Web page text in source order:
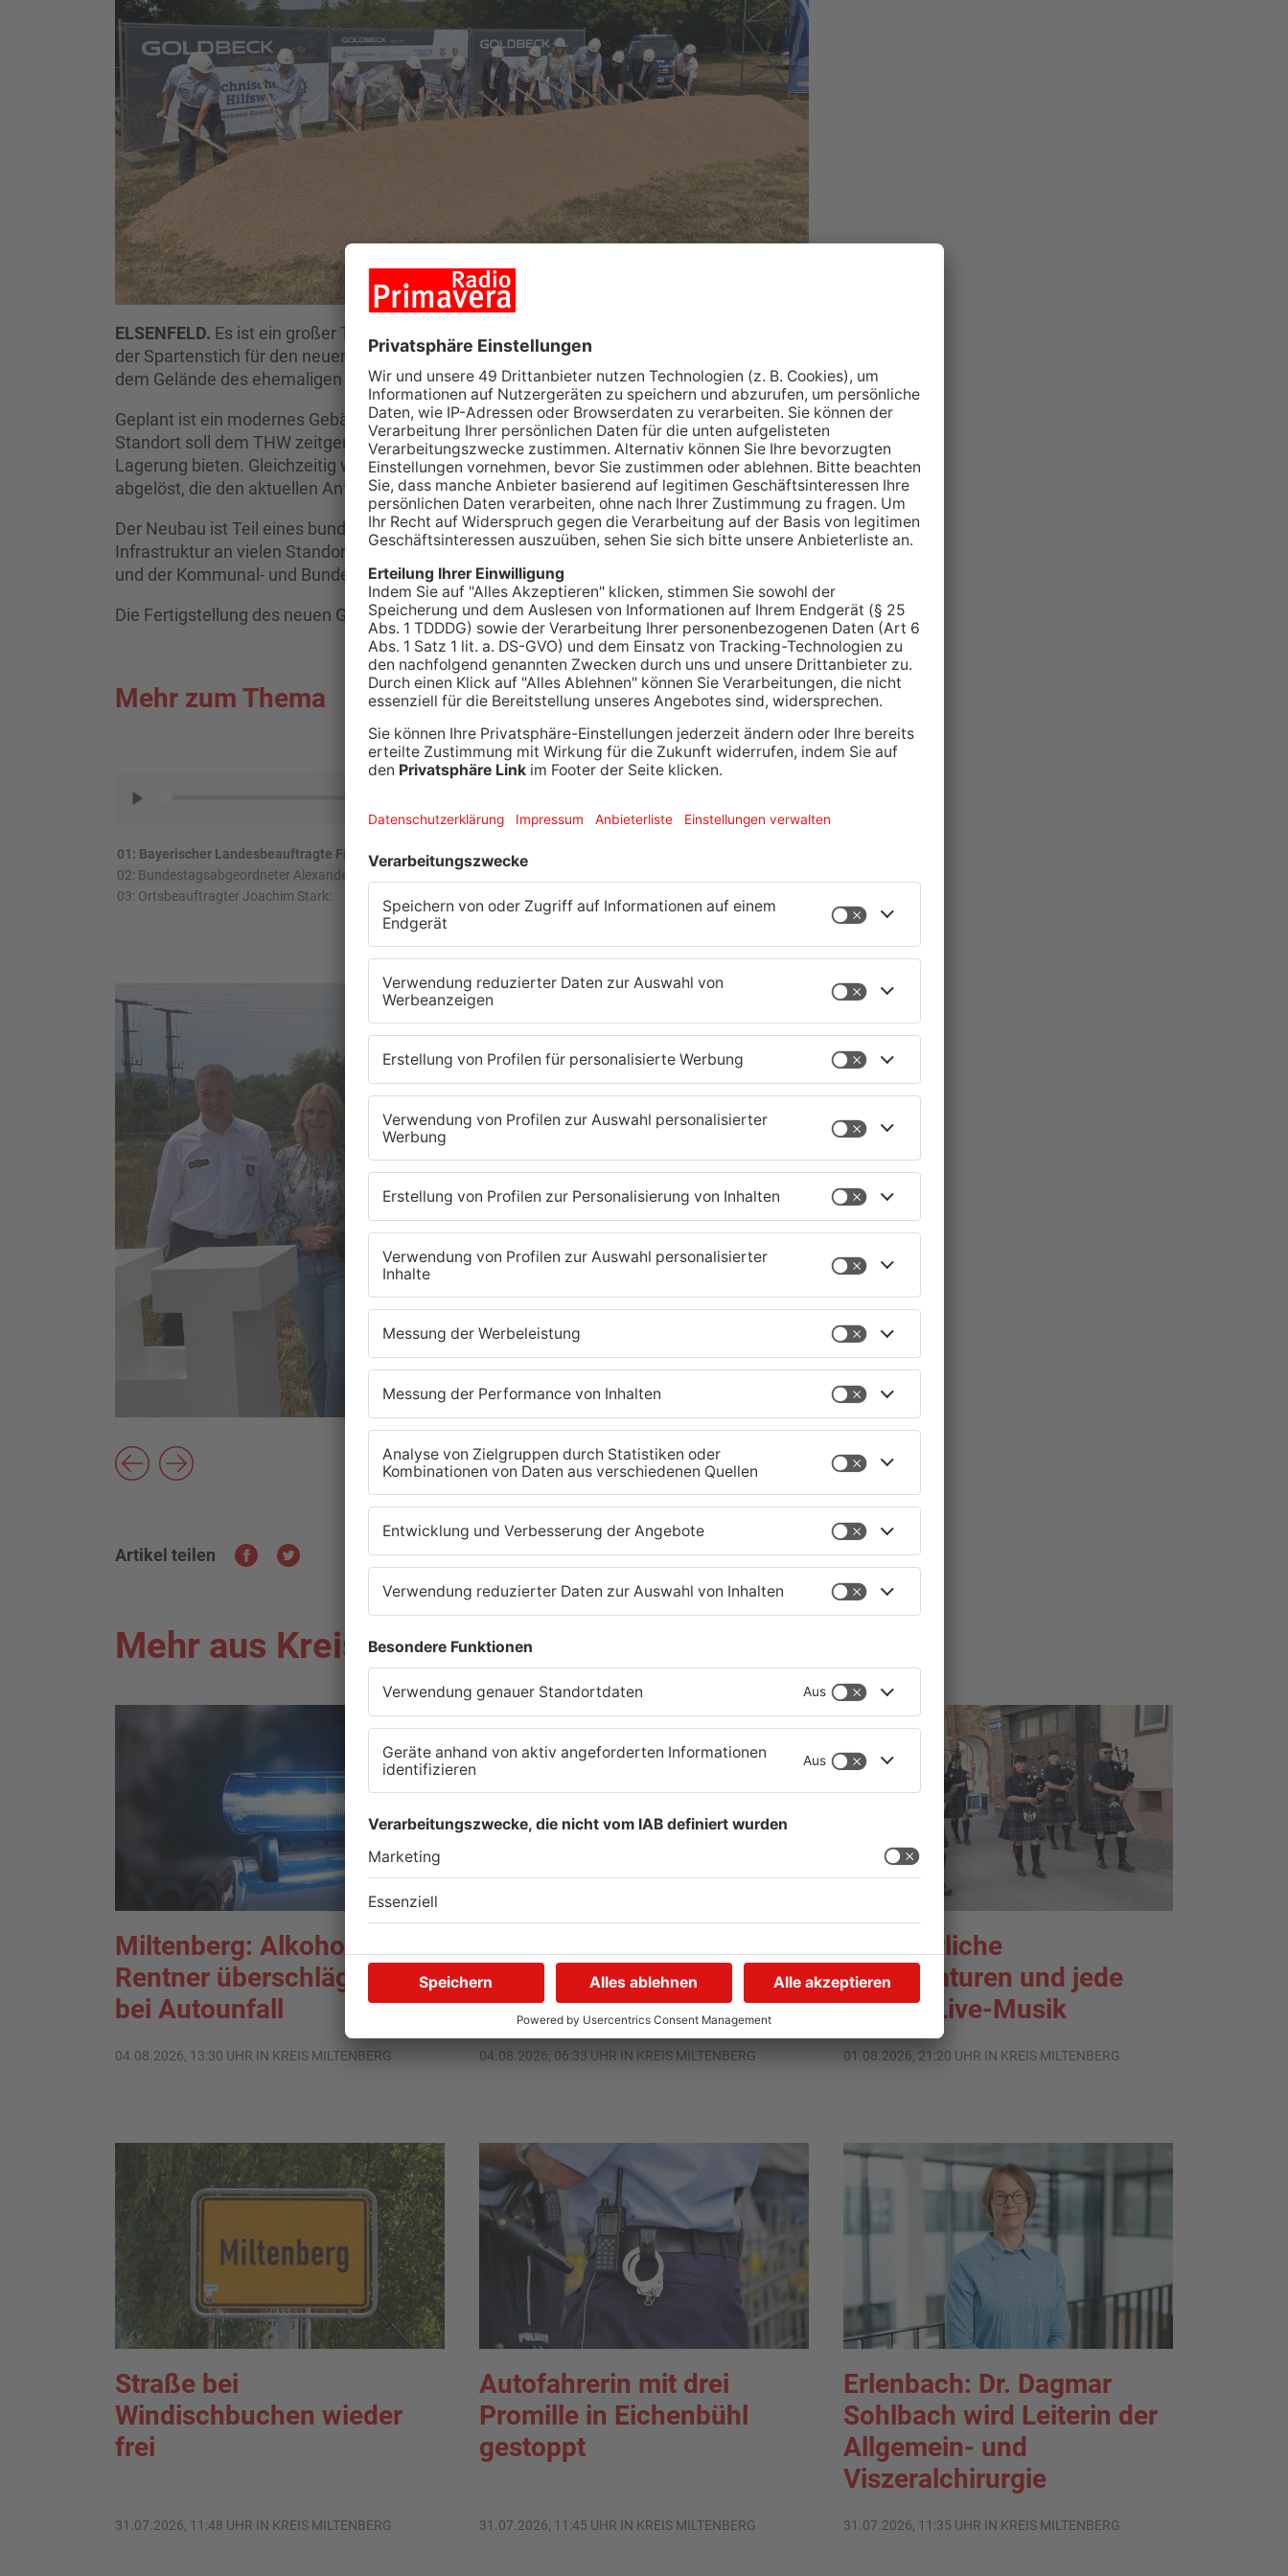
ELSENFELD. Es ist ein großer Tag für den THW Ortsverband Obernburg - denn heute wurde
der Spartenstich für den neuen Stützpunkt in Elsenfeld gesetzt. Der Neubau entsteht auf
dem Gelände des ehemaligen Sportplatzes von Elsava Elsenfeld.
Geplant ist ein modernes Gebäude mit rund 600 Quadratmetern Nutzfläche. Der neue
Standort soll dem THW zeitgemäße Bedingungen für Ausbildung, Einsatzvorbereitung und
Lagerung bieten. Gleichzeitig wird damit die bisherige Unterkunft des Ortsverbands
abgelöst, die den aktuellen Anforderungen nicht mehr genügt.
Der Neubau ist Teil eines bundesweiten THW-Investitionsprogramms zur Stärkung der
Infrastruktur an vielen Standorten in Deutschland. Auch Vertreter der Bundesanstalt THW
und der Kommunal- und Bundespolitik waren beim Spatenstich vor Ort.
Die Fertigstellung des neuen Gebäudes ist im Juni 2026 vorgesehen.
Mehr zum Thema
MUTE
Bayerischer Landesbeauftragte Fritz-Helge Voss:
Bundestagsabgeordneter Alexander Hoffmann:
Ortsbeauftragter Joachim Stark:
Artikel teilen
Mehr aus Kreis Miltenberg
Miltenberg: Alkoholisierter
Rentner überschlägt sich
bei Autounfall
04.08.2026, 13:30 UHR IN KREIS MILTENBERG
Gemeindewaldes soll
erfasst werden
04.08.2026, 06:33 UHR IN KREIS MILTENBERG
Sommerliche
Temperaturen und jede
Menge Live-Musik
01.08.2026, 21:20 UHR IN KREIS MILTENBERG
Straße bei
Windischbuchen wieder
frei
31.07.2026, 11:48 UHR IN KREIS MILTENBERG
Autofahrerin mit drei
Promille in Eichenbühl
gestoppt
31.07.2026, 11:45 UHR IN KREIS MILTENBERG
Erlenbach: Dr. Dagmar
Sohlbach wird Leiterin der
Allgemein- und
Viszeralchirurgie
31.07.2026, 11:35 UHR IN KREIS MILTENBERG